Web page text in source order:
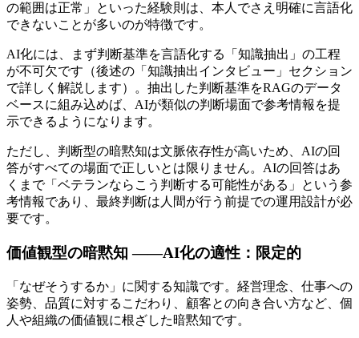
の範囲は正常」といった経験則は、本人でさえ明確に言語化
できないことが多いのが特徴です。
AI化には、まず判断基準を言語化する「知識抽出」の工程
が不可欠です（後述の「知識抽出インタビュー」セクション
で詳しく解説します）。抽出した判断基準をRAGのデータ
ベースに組み込めば、AIが類似の判断場面で参考情報を提
示できるようになります。
ただし、判断型の暗黙知は文脈依存性が高いため、AIの回
答がすべての場面で正しいとは限りません。AIの回答はあ
くまで「ベテランならこう判断する可能性がある」という参
考情報であり、最終判断は人間が行う前提での運用設計が必
要です。
価値観型の暗黙知 ——AI化の適性：限定的
「なぜそうするか」に関する知識です。経営理念、仕事への
姿勢、品質に対するこだわり、顧客との向き合い方など、個
人や組織の価値観に根ざした暗黙知です。